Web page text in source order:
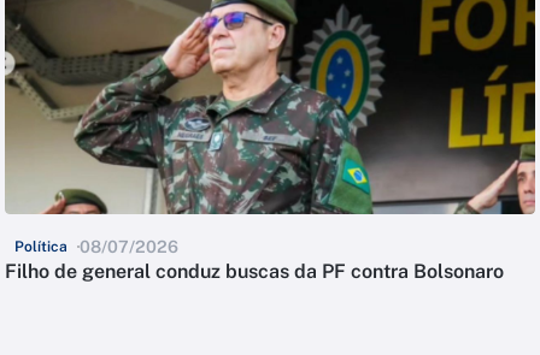
Política 08/07/2026
Filho de general conduz buscas da PF contra Bolsonaro